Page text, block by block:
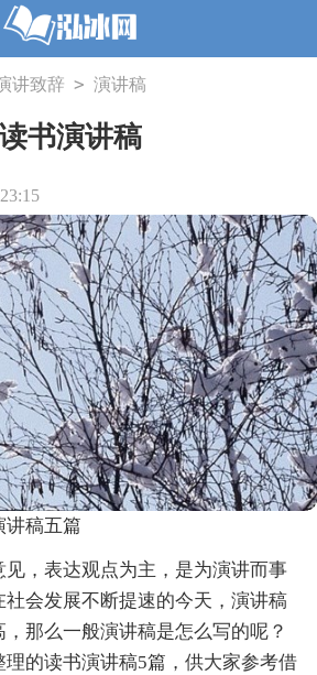
讲致辞 > 演讲稿
读书演讲稿
讲稿五篇
见，表达观点为主，是为演讲而事
社会发展不断提速的今天，演讲稿
那么一般演讲稿是怎么写的呢？
的读书演讲稿5篇，供大家参考借